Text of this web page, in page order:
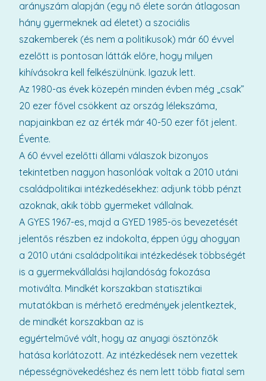
arányszám alapján (egy nő élete során átlagosan
hány gyermeknek ad életet) a szociális
szakemberek (és nem a politikusok) már 60 évvel
ezelőtt is pontosan látták előre, hogy milyen
kihívásokra kell felkészülnünk. Igazuk lett.
Az 1980-as évek közepén minden évben még „csak”
20 ezer fővel csökkent az ország lélekszáma,
napjainkban ez az érték már 40-50 ezer főt jelent.
Évente.
A 60 évvel ezelőtti állami válaszok bizonyos
tekintetben nagyon hasonlóak voltak a 2010 utáni
családpolitikai intézkedésekhez: adjunk több pénzt
azoknak, akik több gyermeket vállalnak.
A GYES 1967-es, majd a GYED 1985-ös bevezetését
jelentős részben ez indokolta, éppen úgy ahogyan
a 2010 utáni családpolitikai intézkedések többségét
is a gyermekvállalási hajlandóság fokozása
motiválta. Mindkét korszakban statisztikai
mutatókban is mérhető eredmények jelentkeztek,
de mindkét korszakban az is
egyértelművé vált, hogy az anyagi ösztönzők
hatása korlátozott. Az intézkedések nem vezettek
népességnövekedéshez és nem lett több fiatal sem